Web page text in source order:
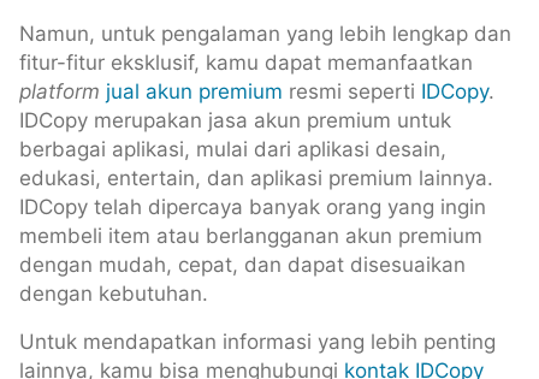
Namun, untuk pengalaman yang lebih lengkap dan
fitur-fitur eksklusif, kamu dapat memanfaatkan
platform jual akun premium resmi seperti IDCopy.
IDCopy merupakan jasa akun premium untuk
berbagai aplikasi, mulai dari aplikasi desain,
edukasi, entertain, dan aplikasi premium lainnya.
IDCopy telah dipercaya banyak orang yang ingin
membeli item atau berlangganan akun premium
dengan mudah, cepat, dan dapat disesuaikan
dengan kebutuhan.
Untuk mendapatkan informasi yang lebih penting
lainnya, kamu bisa menghubungi kontak IDCopy